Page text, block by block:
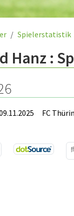
Spielerstatistik
Hanz :
FC